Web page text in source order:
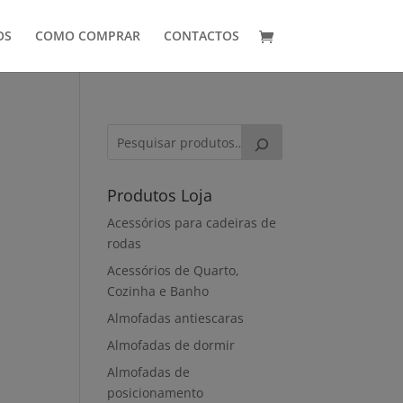
COMO COMPRAR CONTACTOS
Produtos Loja
Acessórios para cadeiras de
rodas
Acessórios de Quarto,
Cozinha e Banho
Almofadas antiescaras
Almofadas de dormir
Almofadas de
posicionamento